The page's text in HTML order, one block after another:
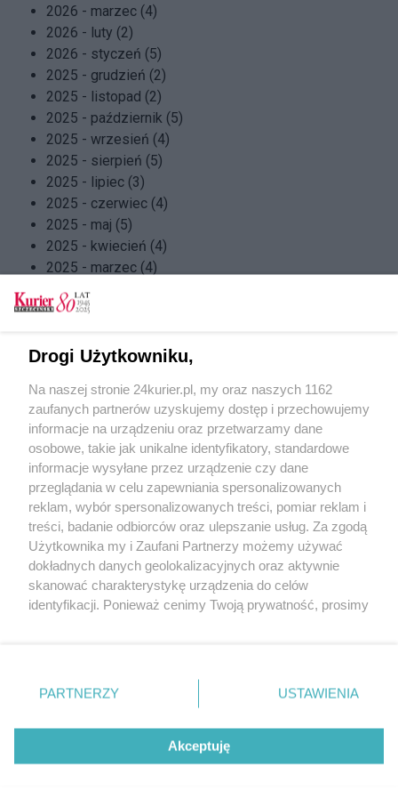
2026 - marzec (4)
2026 - luty (2)
2026 - styczeń (5)
2025 - grudzień (2)
2025 - listopad (2)
2025 - październik (5)
2025 - wrzesień (4)
2025 - sierpień (5)
2025 - lipiec (3)
2025 - czerwiec (4)
2025 - maj (5)
2025 - kwiecień (4)
2025 - marzec (4)
2025 - luty (4)
2025 - styczeń (5)
2024 - listopad (4)
2024 - wrzesień (4)
2024 - sierpień (5)
2024 - lipiec (4)
2024 - czerwiec (4)
2024 - maj (5)
2024 - kwiecień (4)
2024 - marzec (5)
2024 - luty (4)
Copyright © 2022 Kurier Szczeciński sp. z o.o.
Wszelkie prawa zastrzeżone
Nota wydawnicza
Nota prawna
Polityka prywatności
Reklama
Drogi Użytkowniku,
Na naszej stronie 24kurier.pl, my oraz naszych 1162
zaufanych partnerów uzyskujemy dostęp i przechowujemy
informacje na urządzeniu oraz przetwarzamy dane
osobowe, takie jak unikalne identyfikatory, standardowe
informacje wysyłane przez urządzenie czy dane
przeglądania w celu zapewniania spersonalizowanych
reklam, wybór spersonalizowanych treści, pomiar reklam i
treści, badanie odbiorców oraz ulepszanie usług. Za zgodą
Użytkownika my i Zaufani Partnerzy możemy używać
dokładnych danych geolokalizacyjnych oraz aktywnie
skanować charakterystykę urządzenia do celów
identyfikacji. Ponieważ cenimy Twoją prywatność, prosimy
prywatności znajdujący się w lewym dolnym rogu strony
. Niektóre rodzaje przetwarzania danych nie wymagają
takiemu przetwarzaniu. Preferencje będą miały
zastosowania tylko na tej witrynie.
PARTNERZY USTAWIENIA
Akceptuję